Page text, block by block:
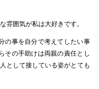
雰囲気が私は大好きです。
の事を自分で考えてしたい事
その手助けは両親の責任とし
として接している姿がとても